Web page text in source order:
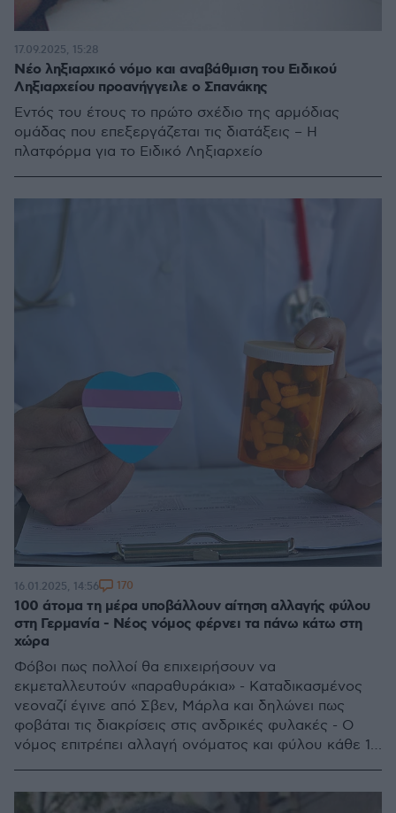
Νέο ληξιαρχικό νόμο και αναβάθμιση του Ειδικού
Ληξιαρχείου προανήγγειλε ο Σπανάκης
Εντός του έτους το πρώτο σχέδιο της αρμόδιας
ομάδας που επεξεργάζεται τις διατάξεις – Η
πλατφόρμα για το Ειδικό Ληξιαρχείο
17.09.2025, 15:28
100 άτομα τη μέρα υποβάλλουν αίτηση αλλαγής φύλου
στη Γερμανία - Νέος νόμος φέρνει τα πάνω κάτω στη
χώρα
Φόβοι πως πολλοί θα επιχειρήσουν να
εκμεταλλευτούν «παραθυράκια» - Καταδικασμένος
νεοναζί έγινε από Σβεν, Μάρλα και δηλώνει πως
φοβάται τις διακρίσεις στις ανδρικές φυλακές - Ο
νόμος επιτρέπει αλλαγή ονόματος και φύλου κάθε 12
16.01.2025, 14:56 170